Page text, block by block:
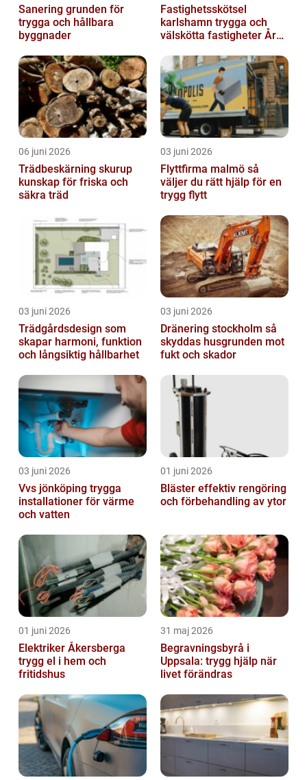
Sanering grunden för
trygga och hållbara
byggnader
Fastighetsskötsel
karlshamn trygga och
välskötta fastigheter Året
06 juni 2026
Trädbeskärning skurup
kunskap för friska och
säkra träd
03 juni 2026
Flyttfirma malmö så
väljer du rätt hjälp för en
trygg flytt
03 juni 2026
Trädgårdsdesign som
skapar harmoni, funktion
och långsiktig hållbarhet
03 juni 2026
Dränering stockholm så
skyddas husgrunden mot
fukt och skador
03 juni 2026
Vvs jönköping trygga
installationer för värme
och vatten
01 juni 2026
Bläster effektiv rengöring
och förbehandling av ytor
01 juni 2026
Elektriker Åkersberga
trygg el i hem och
fritidshus
31 maj 2026
Begravningsbyrå i
Uppsala: trygg hjälp när
livet förändras